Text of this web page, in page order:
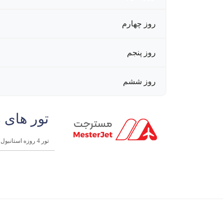
روز چهارم
روز پنجم
روز ششم
تور های
تور 4 روزه استانبول | 31 تیر 1404